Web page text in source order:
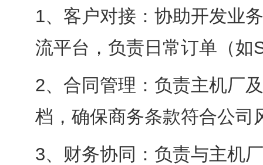
1、客户对接：协助开发业
流平台，负责日常订单（如
2、合同管理：负责主机厂
档，确保商务条款符合公司
3、财务协同：负责与主机